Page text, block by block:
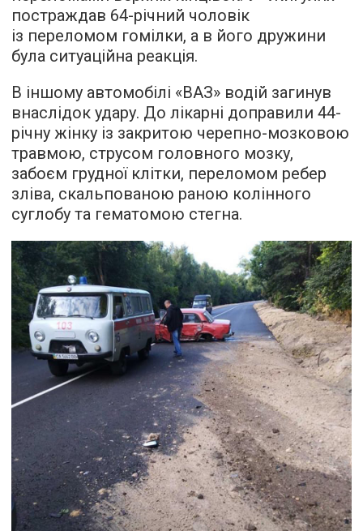
постраждав 64-річний чоловік
із переломом гомілки, а в його дружини
була ситуаційна реакція.
В іншому автомобілі «ВАЗ» водій загинув
внаслідок удару. До лікарні доправили 44-
річну жінку із закритою черепно-мозковою
травмою, струсом головного мозку,
забоєм грудної клітки, переломом ребер
зліва, скальпованою раною колінного
суглобу та гематомою стегна.